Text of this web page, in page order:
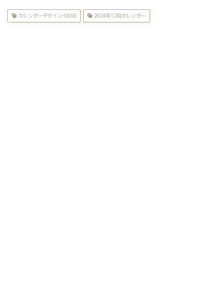
カレンダーデザイン-0018 2024年12月カレンダー